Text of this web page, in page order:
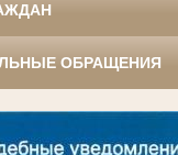
ОБРАЩЕНИЯ